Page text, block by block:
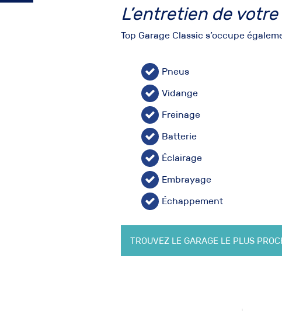
L’entretien de
Top Garage Classic s’occupe
Pneus
Vidange
Freinage
Batterie
Éclairage
Embrayage
Échappement
TROUVEZ LE GARAGE LE PLUS